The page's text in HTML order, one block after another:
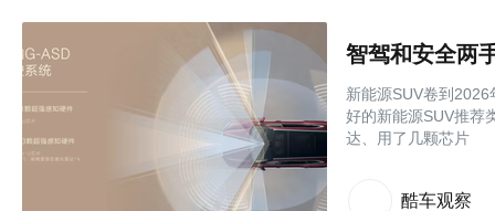
智驾和安全两
新能源SUV卷到
好的新能源SUV推荐
达、用了几颗芯片
酷车观察